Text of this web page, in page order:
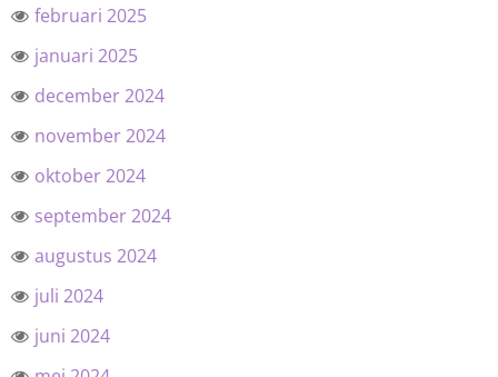
februari 2025
januari 2025
december 2024
november 2024
oktober 2024
september 2024
augustus 2024
juli 2024
juni 2024